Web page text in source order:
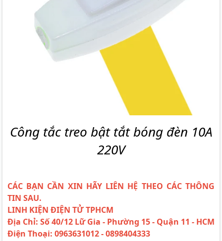
Công tắc treo bật tắt bóng đèn 10A
220V
CÁC BẠN CẦN XIN HÃY LIÊN HỆ THEO CÁC THÔNG
TIN SAU.
LINH KIỆN ĐIỆN TỬ TPHCM
Địa Chỉ: Số 40/12 Lữ Gia - Phường 15 - Quận 11 - HCM
Điện Thoại: 0963631012 - 0898404333